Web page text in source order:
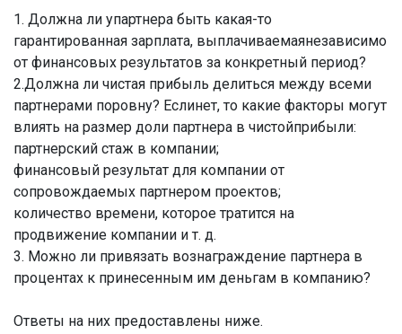
1. Должна ли упартнера быть какая-то
гарантированная зарплата, выплачиваемаянезависимо
от финансовых результатов за конкретный период?
2.Должна ли чистая прибыль делиться между всеми
партнерами поровну? Еслинет, то какие факторы могут
влиять на размер доли партнера в чистойприбыли:
партнерский стаж в компании;
финансовый результат для компании от
сопровождаемых партнером проектов;
количество времени, которое тратится на
продвижение компании и т. д.
3. Можно ли привязать вознаграждение партнера в
процентах к принесенным им деньгам в компанию?
Ответы на них предоставлены ниже.